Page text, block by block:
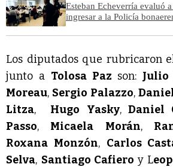
Esteban Echeverría evaluó
ingresar a la Policía
Los diputados que rubricaron
junto a Tolosa Paz son: Julio
Moreau, Sergio Palazzo,
Litza, Hugo Yasky,Daniel
Passo, Micaela Morán,
Roxana Monzón, Carlos
Selva, Santiago Cafiero y L